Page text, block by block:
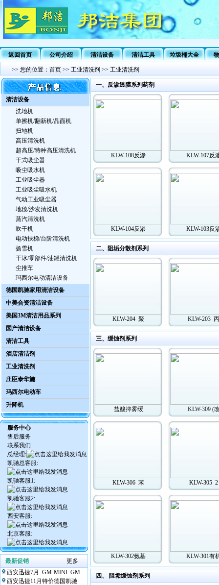
返回首页 公司介绍 清洁设备 清洁工具 垃圾桶大全
>> 您的位置： 首页 >> 工业清洗剂 >> 工业清洗剂
清洁设备
洗地机
单擦机/翻新机/晶面机
扫地机
高压清洗机
超高压/特种高压清洗机
干式吸尘器
吸尘吸水机
工业吸尘器
工业吸尘吸水机
气动工业吸尘器
地毯/沙发清洗机
蒸汽清洗机
吹干机
电动扶梯/台阶清洗机
扬雪机
干冰/零部件/油罐清洗机
尘推车
玛西尔电动清洁设备
德国凯驰家用清洁设备
中美合资清洁设备
美国3M清洁用品系列
国产清洁设备
清洁工具
酒店清洁剂
工业清洗剂
庄臣泰华施
玛西尔电动车
升降机
服务中心
售后服务
联系我们
总经理:
凯驰总客服:
凯驰客服1:
凯驰客服2:
西安客服:
北京客服:
最新促销
更多
西安迅捷7月 GM-MINI GM
西安迅捷11月特价德国凯驰
一、反渗透膜系列药剂
KLW-108反渗 KLW-107反
KLW-104反渗 KLW-103反
二、阻垢分散剂系列
KLW-204 聚 KLW-203
三、缓蚀剂系列
盐酸抑雾缓 KLW-309 (
KLW-306 苯 KLW-305 2
KLW-302氨基 KLW-301有
四、 阻垢缓蚀剂系列